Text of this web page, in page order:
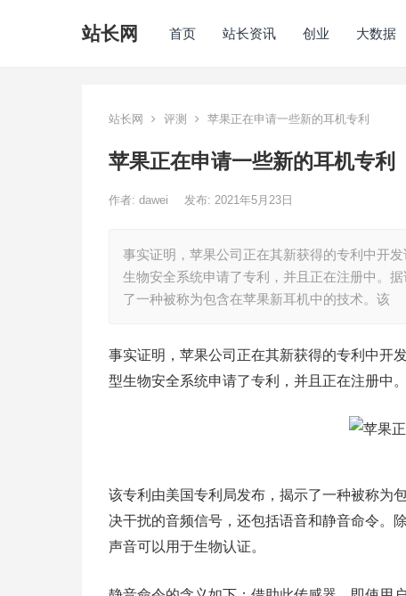
站长网 首页 站长资讯 创业 大数据
站长网 评测 苹果正在申请一些新的耳机专利
苹果正在申请一些新的耳机专利
作者: dawei 发布: 2021年5月23日
事实证明，苹果公司正在其新获得的专利中开
生物安全系统申请了专利，并且正在注册中。
了一种被称为包含在苹果新耳机中的技术。该
事实证明，苹果公司正在其新获得的专利中开
型生物安全系统申请了专利，并且正在注册中
该专利由美国专利局发布，揭示了一种被称为
决干扰的音频信号，还包括语音和静音命令。
声音可以用于生物认证。